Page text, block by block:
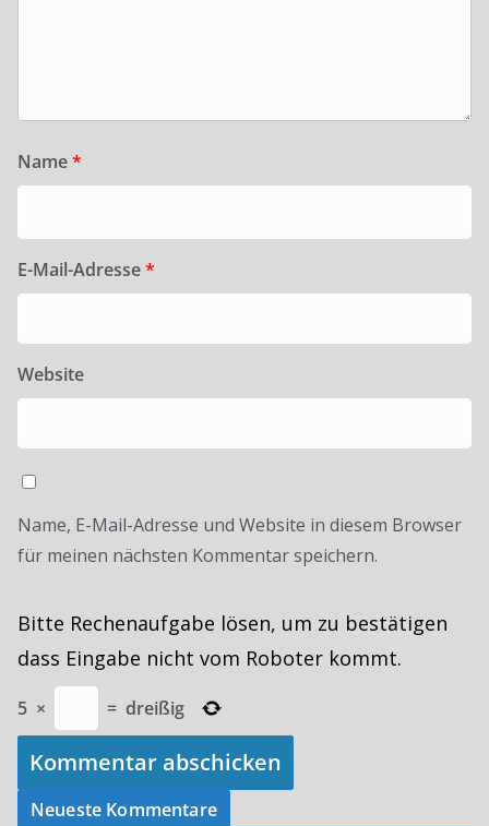
Name*
E-Mail-Adresse*
Website
Name, E-Mail-Adresse und Website in diesem Browser
für meinen nächsten Kommentar speichern.
Bitte Rechenaufgabe lösen, um zu bestätigen
dass Eingabe nicht vom Roboter kommt.
5 × = dreißig
Neueste Kommentare